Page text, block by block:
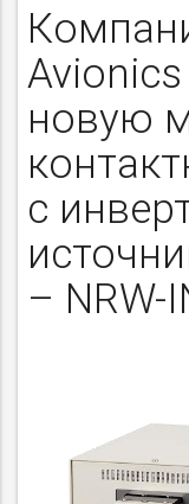
новую
с
– NRW-